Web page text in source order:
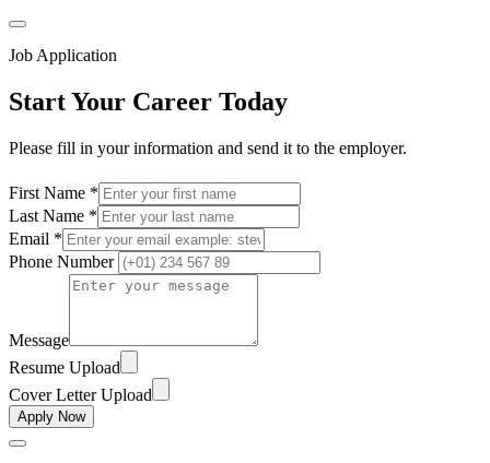
Job Application
Start Your Career Today
Please fill in your information and send it to the employer.
First Name *
Last Name *
Email *
Phone Number
Message
Resume Upload
Cover Letter Upload
Apply Now